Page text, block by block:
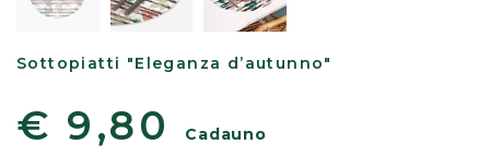
Sottopiatti "Eleganza d’autunno"
€ 9,80 Cadauno